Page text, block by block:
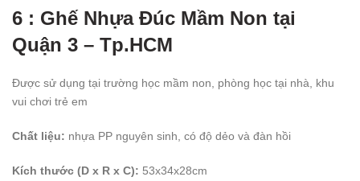
6 : Ghế Nhựa Đúc Mầm Non tại
Quận 3 – Tp.HCM
Được sử dụng tại trường học mầm non, phòng học tại nhà, khu
vui chơi trẻ em
Chất liệu: nhựa PP nguyên sinh, có độ dẻo và đàn hồi
Kích thước (D x R x C): 53x34x28cm